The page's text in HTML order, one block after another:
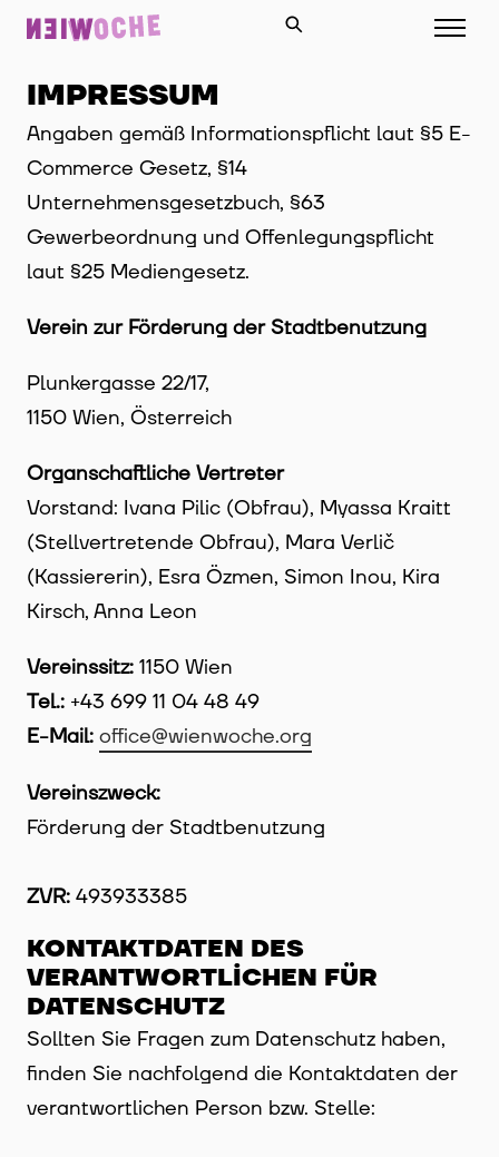
IMPRESSUM
Angaben gemäß Informationspflicht laut §5 E-
Commerce Gesetz, §14
Unternehmensgesetzbuch, §63
Gewerbeordnung und Offenlegungspflicht
laut §25 Mediengesetz.
Verein zur Förderung der Stadtbenutzung
Plunkergasse 22/17,
1150 Wien, Österreich
Organschaftliche Vertreter
Vorstand: Ivana Pilic (Obfrau), Myassa Kraitt
(Stellvertretende Obfrau), Mara Verlič
(Kassiererin), Esra Özmen, Simon Inou, Kira
Kirsch, Anna Leon
Vereinssitz: 1150 Wien
Tel.: +43 699 11 04 48 49
E-Mail: office@wienwoche.org
Vereinszweck:
Förderung der Stadtbenutzung
ZVR: 493933385
KONTAKTDATEN DES
VERANTWORTLICHEN FÜR
DATENSCHUTZ
Sollten Sie Fragen zum Datenschutz haben,
finden Sie nachfolgend die Kontaktdaten der
verantwortlichen Person bzw. Stelle: